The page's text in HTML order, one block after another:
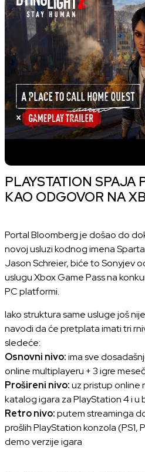
PLAYSTATION SPAJA
KAO ODGOVOR NA
Portal Bloomberg je došao do
novoj usluzi kodnog imena
Jason Schreier, biće to Sonyjev
uslugu Xbox Game Pass na
PC platformi.
Iako struktura same usluge još
navodi da će pretplata imati tri
sledeće:
Osnovni nivo:ima sve
online multiplayeru + 3 igre
Prošireni nivo:uz pristup online
katalog igara za PlayStation 4 i
Retro nivo:putem streaminga
prošlih PlayStation konzola (PS1,
demo verzije igara